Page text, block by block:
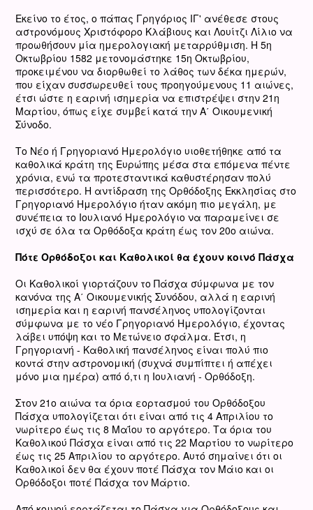
Εκείνο το έτος, ο πάπας Γρηγόριος ΙΓ' ανέθεσε στους
αστρονόμους Χριστόφορο Κλάβιους και Λουίτζι Λίλιο να
προωθήσουν μία ημερολογιακή μεταρρύθμιση. Η 5η
Οκτωβρίου 1582 μετονομάστηκε 15η Οκτωβρίου,
προκειμένου να διορθωθεί το λάθος των δέκα ημερών,
που είχαν συσσωρευθεί τους προηγούμενους 11 αιώνες,
έτσι ώστε η εαρινή ισημερία να επιστρέψει στην 21η
Μαρτίου, όπως είχε συμβεί κατά την Α΄ Οικουμενική
Σύνοδο.
Το Νέο ή Γρηγοριανό Ημερολόγιο υιοθετήθηκε από τα
καθολικά κράτη της Ευρώπης μέσα στα επόμενα πέντε
χρόνια, ενώ τα προτεσταντικά καθυστέρησαν πολύ
περισσότερο. Η αντίδραση της Ορθόδοξης Εκκλησίας στο
Γρηγοριανό Ημερολόγιο ήταν ακόμη πιο μεγάλη, με
συνέπεια το Ιουλιανό Ημερολόγιο να παραμείνει σε
ισχύ σε όλα τα Ορθόδοξα κράτη έως τον 20ο αιώνα.
Πότε Ορθόδοξοι και Καθολικοί θα έχουν κοινό Πάσχα
Οι Καθολικοί γιορτάζουν το Πάσχα σύμφωνα με τον
κανόνα της Α΄ Οικουμενικής Συνόδου, αλλά η εαρινή
ισημερία και η εαρινή πανσέληνος υπολογίζονται
σύμφωνα με το νέο Γρηγοριανό Ημερολόγιο, έχοντας
λάβει υπόψη και το Μετώνειο σφάλμα. Έτσι, η
Γρηγοριανή - Καθολική πανσέληνος είναι πολύ πιο
κοντά στην αστρονομική (συχνά συμπίπτει ή απέχει
μόνο μια ημέρα) από ό,τι η Ιουλιανή - Ορθόδοξη.
Στον 21ο αιώνα τα όρια εορτασμού του Ορθόδοξου
Πάσχα υπολογίζεται ότι είναι από τις 4 Απριλίου το
νωρίτερο έως τις 8 Μαΐου το αργότερο. Τα όρια του
Καθολικού Πάσχα είναι από τις 22 Μαρτίου το νωρίτερο
έως τις 25 Απριλίου το αργότερο. Αυτό σημαίνει ότι οι
Καθολικοί δεν θα έχουν ποτέ Πάσχα τον Μάιο και οι
Ορθόδοξοι ποτέ Πάσχα τον Μάρτιο.